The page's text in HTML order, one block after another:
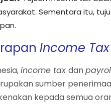
Sementara itu,
Income Tax
income tax dan
sumber
kepada semua